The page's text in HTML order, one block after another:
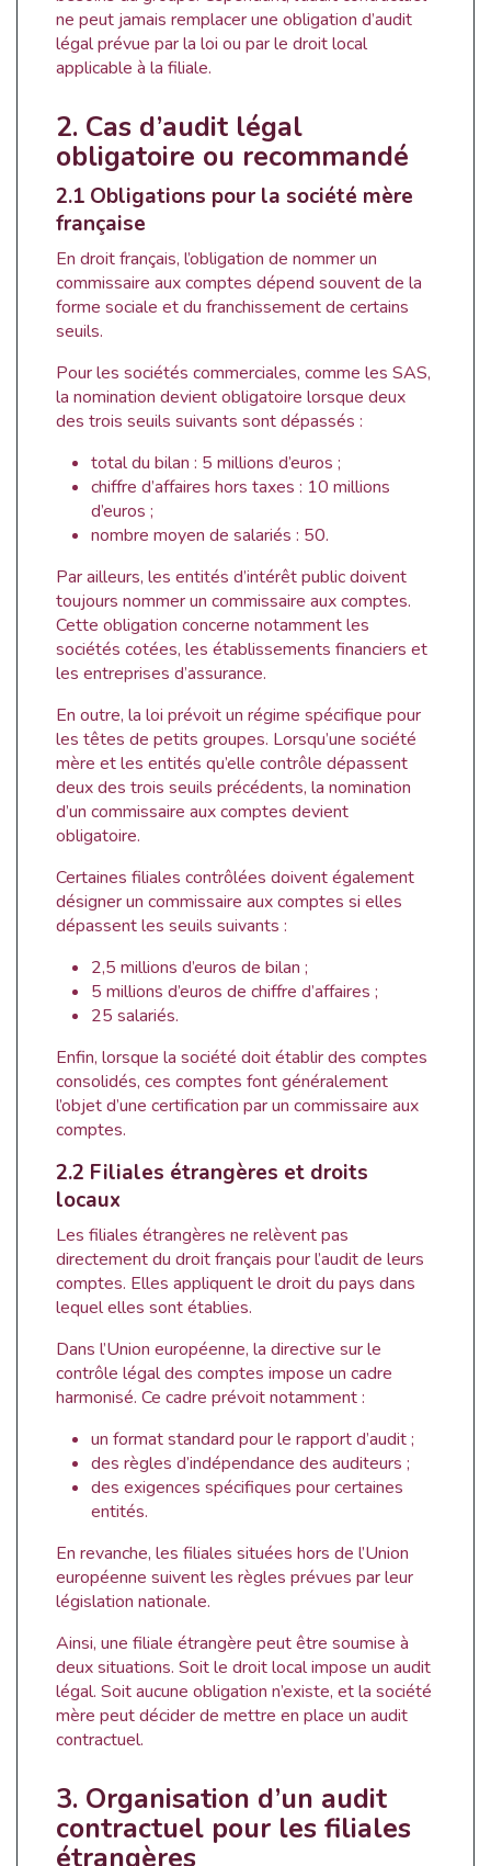
ne peut jamais remplacer une obligation d’audit
légal prévue par la loi ou par le droit local
applicable à la filiale.
2. Cas d’audit légal
obligatoire ou recommandé
2.1 Obligations pour la société mère
française
En droit français, l’obligation de nommer un
commissaire aux comptes dépend souvent de la
forme sociale et du franchissement de certains
seuils.
Pour les sociétés commerciales, comme les SAS,
la nomination devient obligatoire lorsque deux
des trois seuils suivants sont dépassés :
total du bilan : 5 millions d’euros ;
chiffre d’affaires hors taxes : 10 millions
d’euros ;
nombre moyen de salariés : 50.
Par ailleurs, les entités d’intérêt public doivent
toujours nommer un commissaire aux comptes.
Cette obligation concerne notamment les
sociétés cotées, les établissements financiers et
les entreprises d’assurance.
En outre, la loi prévoit un régime spécifique pour
les têtes de petits groupes. Lorsqu’une société
mère et les entités qu’elle contrôle dépassent
deux des trois seuils précédents, la nomination
d’un commissaire aux comptes devient
obligatoire.
Certaines filiales contrôlées doivent également
désigner un commissaire aux comptes si elles
dépassent les seuils suivants :
2,5 millions d’euros de bilan ;
5 millions d’euros de chiffre d’affaires ;
25 salariés.
Enfin, lorsque la société doit établir des comptes
consolidés, ces comptes font généralement
l’objet d’une certification par un commissaire aux
comptes.
2.2 Filiales étrangères et droits
locaux
Les filiales étrangères ne relèvent pas
directement du droit français pour l’audit de leurs
comptes. Elles appliquent le droit du pays dans
lequel elles sont établies.
Dans l’Union européenne, la directive sur le
contrôle légal des comptes impose un cadre
harmonisé. Ce cadre prévoit notamment :
un format standard pour le rapport d’audit ;
des règles d’indépendance des auditeurs ;
des exigences spécifiques pour certaines
entités.
En revanche, les filiales situées hors de l’Union
européenne suivent les règles prévues par leur
législation nationale.
Ainsi, une filiale étrangère peut être soumise à
deux situations. Soit le droit local impose un audit
légal. Soit aucune obligation n’existe, et la société
mère peut décider de mettre en place un audit
contractuel.
3. Organisation d’un audit
contractuel pour les filiales
étrangères